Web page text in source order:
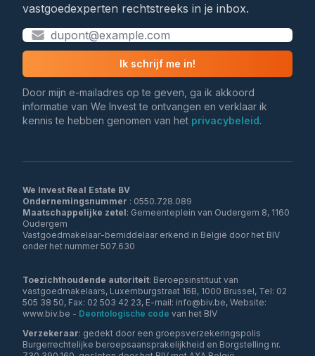
vastgoedexperten rechtstreeks in je inbox.
Ik schrijf me in!
Door mijn e-mailadres op te geven, ga ik akkoord
informatie van We Invest te ontvangen en verklaar ik
kennis te hebben genomen van het privacybeleid.
We Invest Real Estate BV
Ondernemingsnummer
Maatschappelijke zetel: Gemeenteplein van Oudergem 8, 1160
Oudergem
Vastgoedmakelaar-bemiddelaar erkend in België door het BIV
onder het nummer 507.630
Toezichthoudende autoriteit: Beroepsinstituut van
vastgoedmakelaars, Luxemburgstraat 16B, 1000 Brussel, Tel: 02
505 38 50, Fax: 02 503 42 23, E-mail: info@biv.be, Website:
www.biv.be - Deontologische code van het BIV
Verzekeraar: gedekt door een groepsverzekeringspolis
Burgerrechtelijke beroepsaansprakelijkheid en Borgstelling nr.